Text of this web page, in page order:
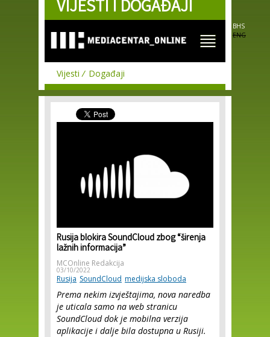
Skip to
main
VIJESTI I DOGAĐAJI
BHS
ENG
Vijesti Događaji
Rusija blokira SoundCloud zbog “širenja
lažnih informacija”
MCOnline Redakcija
03/10/2022
Rusija SoundCloud medijska sloboda
Prema nekim izvještajima, nova naredba
je uticala samo na web stranicu
SoundCloud dok je mobilna verzija
aplikacije i dalje bila dostupna u Rusiji.